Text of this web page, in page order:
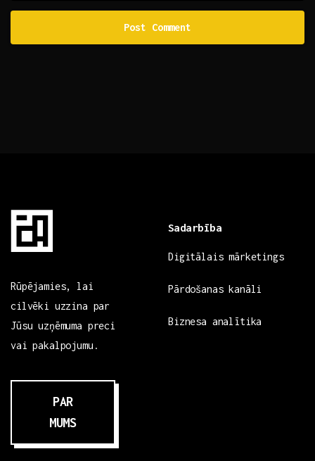
Rūpējamies, lai
cilvēki uzzina par
Jūsu uzņēmuma preci
vai pakalpojumu.
PAR
MUMS
Sadarbība
Digitālais mārketings
Pārdošanas kanāli
Biznesa analītika